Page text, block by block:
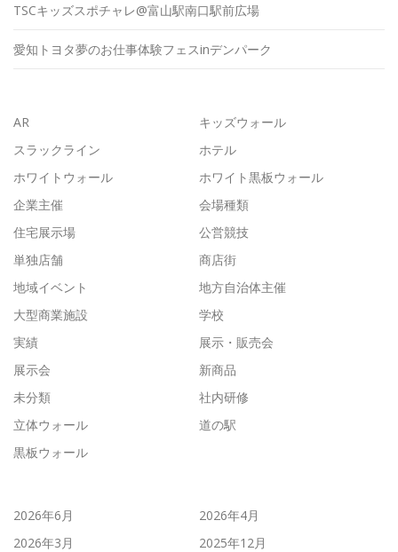
TSCキッズスポチャレ@富山駅南口駅前広場
愛知トヨタ夢のお仕事体験フェスinデンパーク
AR
キッズウォール
スラックライン
ホテル
ホワイトウォール
ホワイト黒板ウォール
企業主催
会場種類
住宅展示場
公営競技
単独店舗
商店街
地域イベント
地方自治体主催
大型商業施設
学校
実績
展示・販売会
展示会
新商品
未分類
社内研修
立体ウォール
道の駅
黒板ウォール
2026年6月
2026年4月
2026年3月
2025年12月